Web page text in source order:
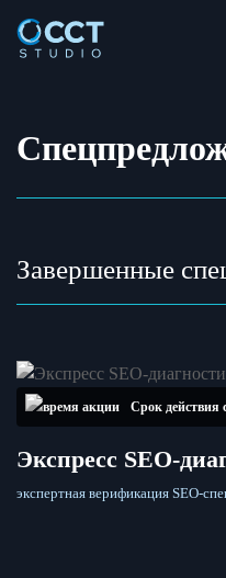
Завершенные
Срок действия
Экспресс SEO-
экспертная верификация SEO-